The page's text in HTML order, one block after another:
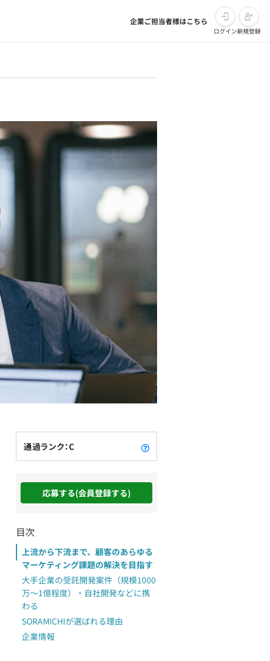
企業ご担当者様はこちら
ログイン新規登録
通過ランク：C
応募する(会員登録する)
目次
上流から下流まで、顧客のあらゆる
マーケティング課題の解決を目指す
大手企業の受託開発案件（規模1000
万〜1億程度）・自社開発などに携
わる
SORAMICHIが選ばれる理由
企業情報